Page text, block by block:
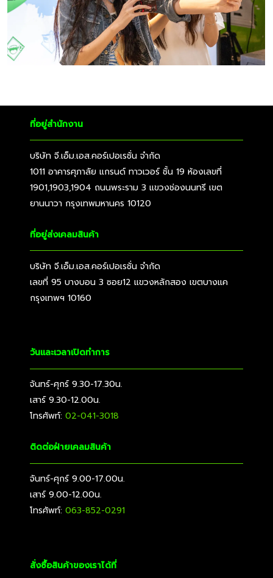
ที่อยู่สำนักงาน
บริษัท จี.เอ็ม.เอส.คอร์เปอเรชั่น จำกัด
1011 อาคารศุภาลัย แกรนด์ ทาวเวอร์ ชั้น 19 ห้องเลขที่
1901,1903,1904 ถนนพระราม 3 แขวงช่องนนทรี เขต
ยานนาวา กรุงเทพมหานคร 10120
ที่อยู่ส่งเคลมสินค้า
บริษัท จี.เอ็ม.เอส.คอร์เปอเรชั่น จำกัด
เลขที่ 95 บางบอน 3 ซอย12 แขวงหลักสอง เขตบางแค
กรุงเทพฯ 10160
วันและเวลาเปิดทำการ
จันทร์-ศุกร์ 9.30-17.30น.
เสาร์ 9.30-12.00น.
โทรศัพท์: 02-041-3018
ติดต่อฝ่ายเคลมสินค้า
จันทร์-ศุกร์ 9.00-17.00น.
เสาร์ 9.00-12.00น.
โทรศัพท์: 063-852-0291
สั่งซื้อสินค้าของเราได้ที่